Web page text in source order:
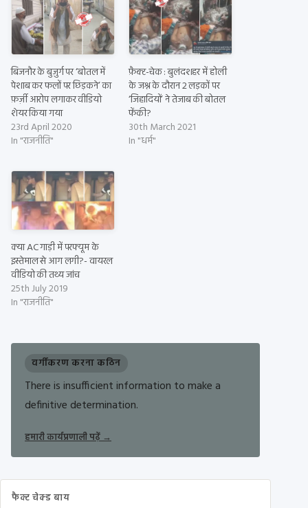
बिजनौर के बुज़ुर्ग पर ‘बोतल में
पेशाब कर फलों पर छिड़कने’ का
फ़र्ज़ी आरोप लगाकर वीडियो
शेयर किया गया
23rd April 2020
In "राजनीति"
फ़ैक्ट-चेक : बुलंदशहर में होली
के जश्न के दौरान 2 लड़कों पर
‘जिहादियों’ ने तेजाब की बोतल
फेंकी?
30th March 2021
In "धर्म"
क्या AC गाड़ी में परफ्यूम के
इस्तेमाल से आग लगी?- वायरल
वीडियो की तथ्य जांच
25th July 2019
In "राजनीति"
वर्गीकरण करना कठिन
There is insufficient information to make a
definitive determination.
हमारी कार्यप्रणाली पढ़ें→
फैक्ट चेक्ड बाय